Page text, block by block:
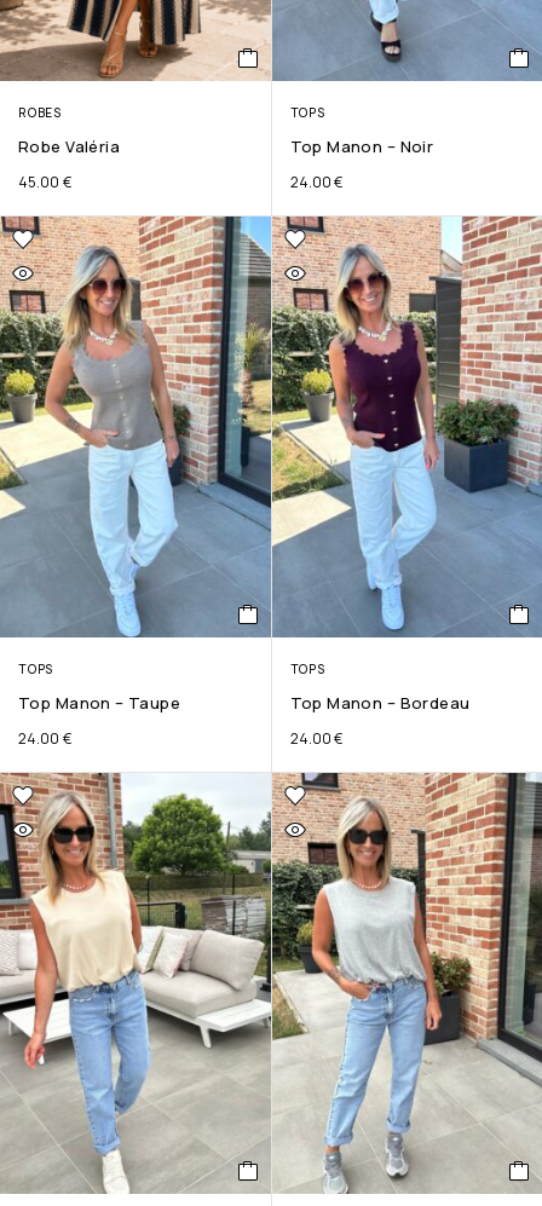
ROBES
Robe Valéria
45.00 €
TOPS
Top Manon – Noir
24.00€
TOPS
Top Manon – Taupe
24.00 €
TOPS
Top Manon – Bordeau
24.00€